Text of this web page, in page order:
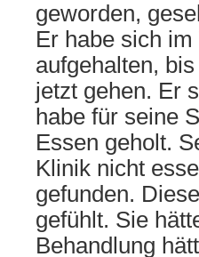
geworden,
Er habe sich
aufgehalten,
jetzt gehen. Er
habe für seine
Essen geholt.
Klinik nicht
gefunden.
gefühlt. Sie
Behandlung